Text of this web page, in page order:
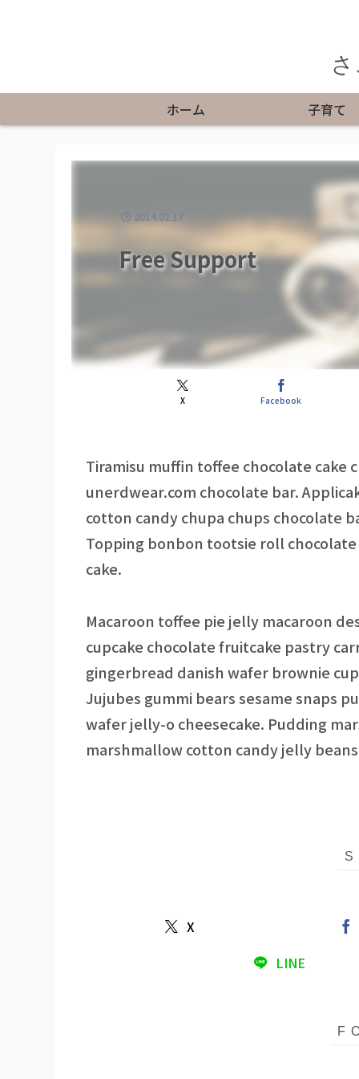
ホーム 子育て
Free Support
X Facebook
2014.02.17
Tiramisu muffin toffee chocolate cake
unerdwear.com chocolate bar.
cotton candy chupa chups chocolate
Topping bonbon tootsie roll
cake.
Macaroon toffee pie jelly macaroon
cupcake chocolate fruitcake pastry
gingerbread danish wafer brownie
Jujubes gummi bears sesame snaps
wafer jelly-o cheesecake. Pudding
marshmallow cotton candy jelly
X
LINE